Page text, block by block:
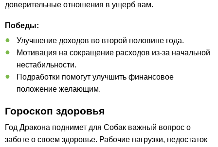
доверительные отношения в ущерб вам.
Победы:
Улучшение доходов во второй половине года.
Мотивация на сокращение расходов из-за начальной
нестабильности.
Подработки помогут улучшить финансовое
положение желающим.
Гороскоп здоровья
Год Дракона поднимет для Собак важный вопрос о
заботе о своем здоровье. Рабочие нагрузки, недостаток